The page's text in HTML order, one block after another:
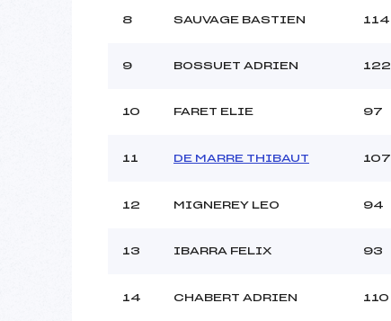
8 SAUVAGE BASTIEN 114
9 BOSSUET ADRIEN 122
10 FARET ELIE 97
11 DE MARRE THIBAUT 107
12 MIGNEREY LEO 94
13 IBARRA FELIX 93
14 CHABERT ADRIEN 110